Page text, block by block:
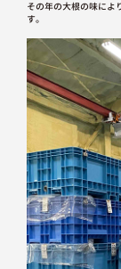
その年の大根の味によ
す。